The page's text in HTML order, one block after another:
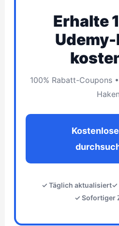
Erhalte
100% Rabatt-Coupons
Haken
✓ Täglich aktualisiert✓
✓ Sofortiger